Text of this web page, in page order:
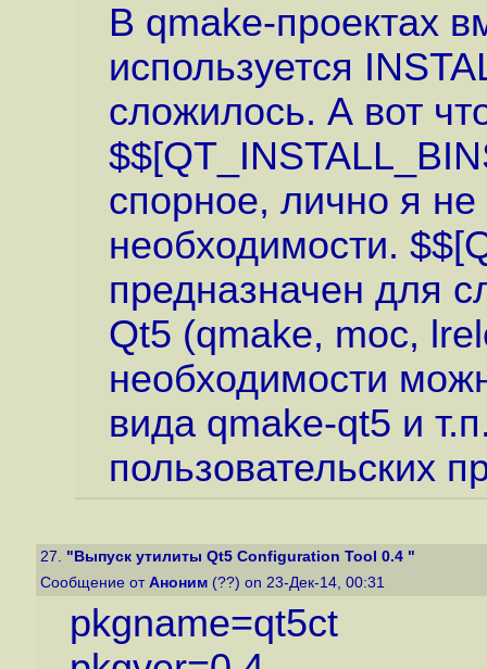
В qmake-проектах
используется
сложилось. А вот
спорное, лично я
необходимости.
предназначен для
Qt5 (qmake, moc,
необходимости
вида qmake-qt5 и
пользовательских
27. "Выпуск утилиты Qt5 Configuration Tool 0.4 "
Сообщение от Аноним (??) on 23-Дек-14, 00:31
pkgname=qt5ct